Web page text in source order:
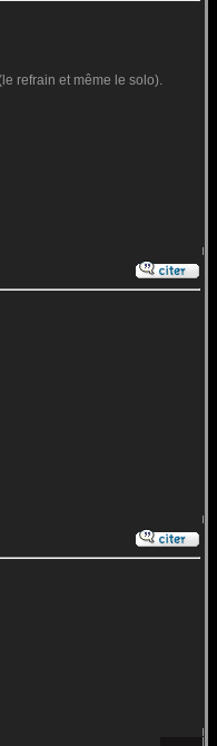
refrain et même le solo).